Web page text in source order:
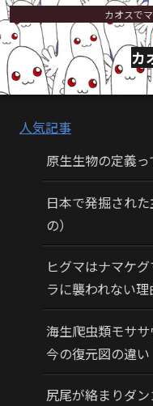
カオスで
カ
人気記事
原生生物の定義
日本で発掘され
の）
ヒグマはナマケ
ラに襲われない理
海生爬虫類モサ
今の復元図の違い
尻尾が絡まりダ